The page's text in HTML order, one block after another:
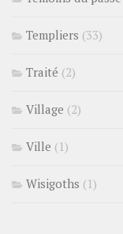
Templiers (33)
Traité (2)
Village (2)
Ville (1)
Wisigoths (1)